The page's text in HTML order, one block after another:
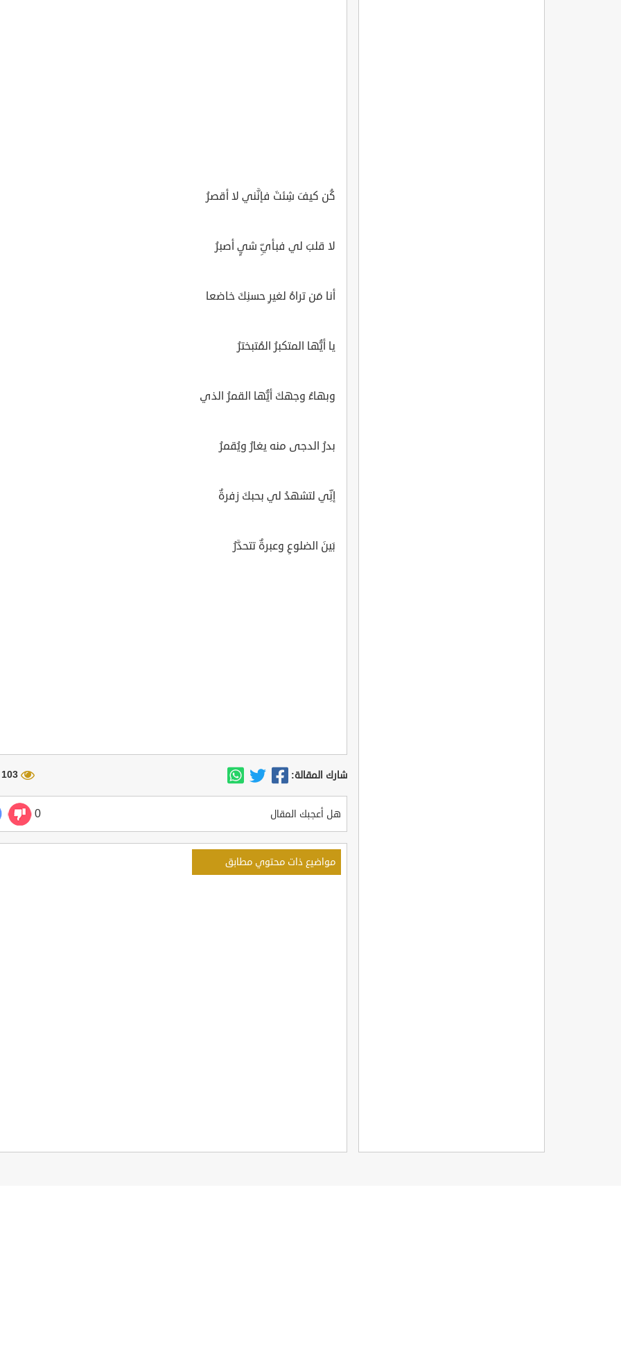
كُن كيفَ شِئتَ فإنَّني لا أقصرُ
لا قلبَ لي فبأيِّ شيٍ أصبرُ
أنا مَن تراهُ لغيرِ حسنِكَ خاضعا
يا أيُّها المتكبرُ المُتبخترُ
وبهاءُ وجهكَ أيُّها القمرُ الذي
بدرُ الدجى منه يغارُ ويُقمرُ
إنِّي لتشهدُ لي بحبكَ زفرةٌ
بَينَ الضلوعِ وعبرةٌ تتحدَّرُ
شارك المقالة: 103 مشاهدة
هل أعجبك المقال 0
مواضيع ذات محتوي مطابق